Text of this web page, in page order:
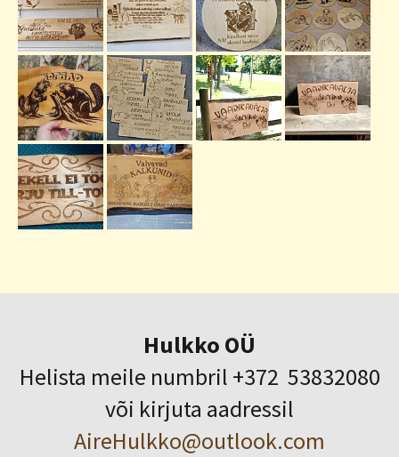
Hulkko OÜ
Helista meile numbril +372 53832080
või kirjuta aadressil
AireHulkko@outlook.com